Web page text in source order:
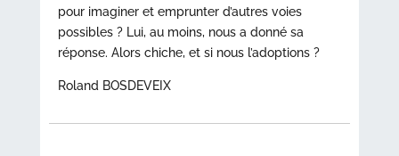
pour imaginer et emprunter d’autres voies
possibles ? Lui, au moins, nous a donné sa
réponse. Alors chiche, et si nous l’adoptions ?
Roland BOSDEVEIX